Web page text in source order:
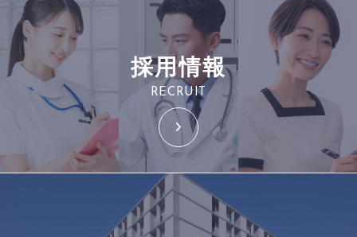
採用情報
RECRUIT